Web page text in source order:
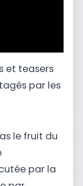
et teasers
par les
le fruit du
par la